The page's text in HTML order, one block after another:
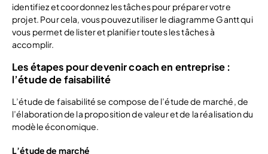
identifiez et coordonnez les tâches pour préparer votre
projet. Pour cela, vous pouvez utiliser le diagramme Gantt qui
vous permet de lister et planifier toutes les tâches à
accomplir.
Les étapes pour devenir coach en entreprise :
l’étude de faisabilité
L’étude de faisabilité se compose de l’étude de marché, de
l’élaboration de la proposition de valeur et de la réalisation du
modèle économique.
L’étude de marché